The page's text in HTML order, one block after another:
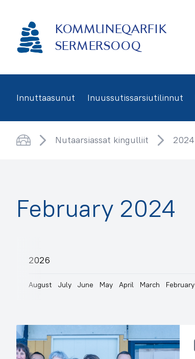
KOMMUNEQARFIK
SERMERSOOQ
Innuttaasunut Inuussutissarsiutilinnut
Nutaarsiassat kingulliit 2024
February 2024
2026
August July June May April March February